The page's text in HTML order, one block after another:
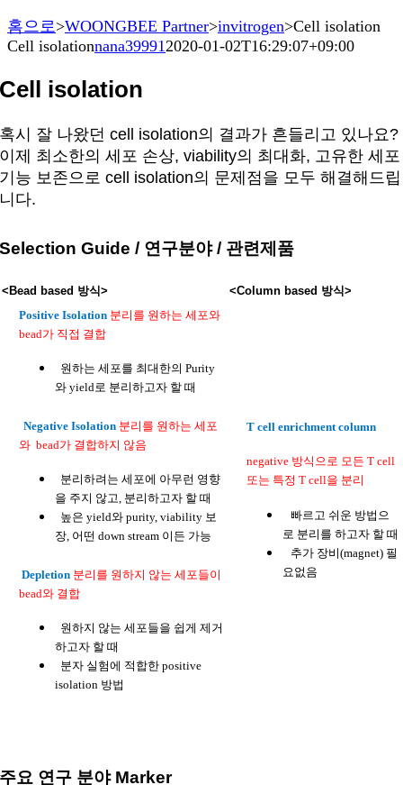
홈으로>WOONGBEE Partner>invitrogen>Cell isolation
Cell isolationnana399912020-01-02T16:29:07+09:00
Cell isolation
혹시 잘 나왔던 cell isolation의 결과가 흔들리고 있나요?
이제 최소한의 세포 손상, viability의 최대화, 고유한 세포
기능 보존으로 cell isolation의 문제점을 모두 해결해드립
니다.
Selection Guide / 연구분야 / 관련제품
<Bead based 방식>
<Column based 방식>
Positive Isolation 분리를 원하는 세포와
bead가 직접 결합
원하는 세포를 최대한의 Purity
와 yield로 분리하고자 할 때
T cell enrichment column
negative 방식으로 모든 T cell
또는 특정 T cell을 분리
빠르고 쉬운 방법으
로 분리를 하고자 할 때
추가 장비(magnet) 필
요없음
Negative Isolation 분리를 원하는 세포
와 bead가 결합하지 않음
분리하려는 세포에 아무런 영향
을 주지 않고, 분리하고자 할 때
높은 yield와 purity, viability 보
장, 어떤 down stream 이든 가능
Depletion 분리를 원하지 않는 세포들이
bead와 결합
원하지 않는 세포들을 쉽게 제거
하고자 할 때
분자 실험에 적합한 positive
isolation 방법
주요 연구 분야 Marker